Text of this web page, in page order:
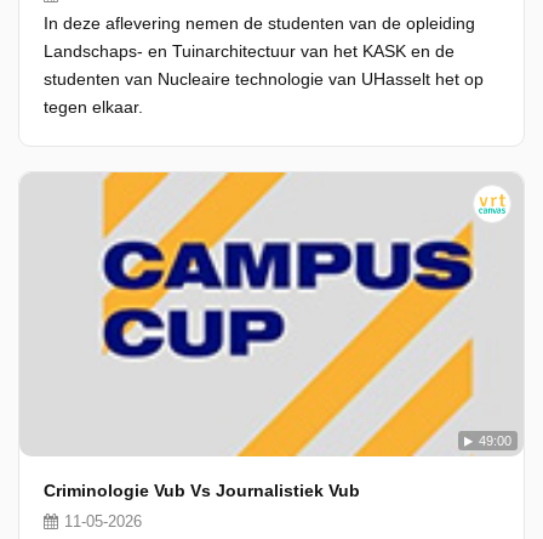
In deze aflevering nemen de studenten van de opleiding
Landschaps- en Tuinarchitectuur van het KASK en de
studenten van Nucleaire technologie van UHasselt het op
tegen elkaar.
49:00
Criminologie Vub Vs Journalistiek Vub
11-05-2026